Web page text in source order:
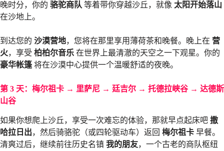
晚时分，你的 骆驼商队 等着带你穿越沙丘，就像 太阳开始落山
在沙地上。
到达您的 沙漠营地，您将在那里享用薄荷茶和晚餐。晚上在 营
火，享受 柏柏尔音乐 在世界上最清澈的天空之一下观星。你的
豪华帐篷将在沙漠中心提供一个温暖舒适的夜晚。
第 3 天：梅尔祖卡 → 里萨尼 → 廷吉尔 → 托德拉峡谷 → 达德斯
山谷
如果你想爬上沙丘，享受一次难忘的体验，那就早点起床吧 撒
哈拉日出，然后骑骆驼（或四轮驱动车）返回 梅尔祖卡 早餐。
清爽过后，继续前往历史名镇 我的朋友，一个古老的商队枢纽